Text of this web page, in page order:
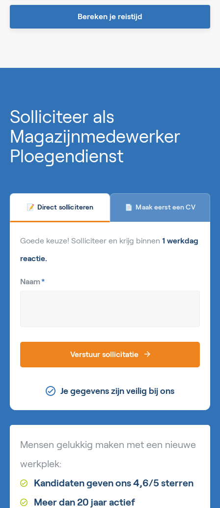
Bereken je reistijd
Solliciteer als
Magazijnmedewerker
Ploegendienst
📝 Direct solliciteren 📄 Maak eerst een CV
Goede keuze! Solliciteer en krijg binnen 1 werkdag
reactie.
Naam*
Verstuur sollicitatie
Je gegevens zijn veilig bij ons
Mensen gelukkig maken met een nieuwe
werkplek:
Kandidaten geven ons 4,6/5 sterren
Meer dan 20 jaar actief